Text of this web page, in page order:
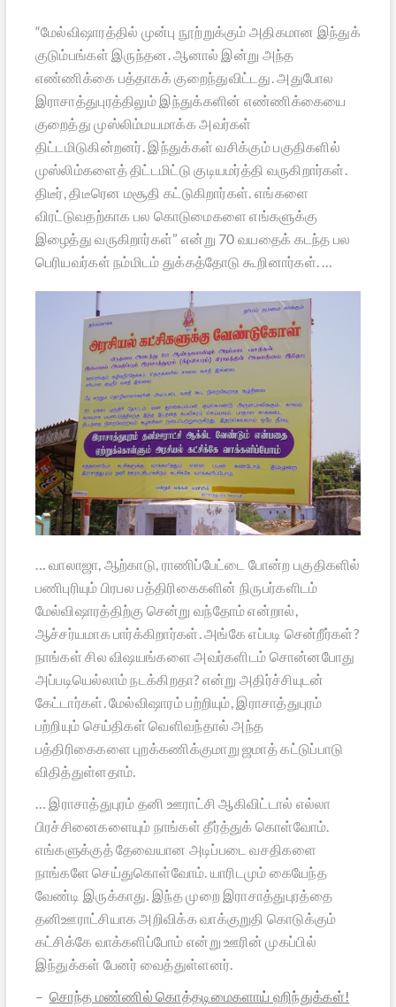
“மேல்விஷாரத்தில் முன்பு நூற்றுக்கும் அதிகமான இந்துக்
குடும்பங்கள் இருந்தன. ஆனால் இன்று அந்த
எண்ணிக்கை பத்தாகக் குறைந்துவிட்டது. அதுபோல
இராசாத்துபுரத்திலும் இந்துக்களின் எண்ணிக்கையை
குறைத்து முஸ்லிம்மயமாக்க அவர்கள்
திட்டமிடுகின்றனர். இந்துக்கள் வசிக்கும் பகுதிகளில்
முஸ்லிம்களைத் திட்டமிட்டு குடியமர்த்தி வருகிறார்கள்.
திடீர், திடீரென மசூதி கட்டுகிறார்கள். எங்களை
விரட்டுவதற்காக பல கொடுமைகளை எங்களுக்கு
இழைத்து வருகிறார்கள்” என்று 70 வயதைக் கடந்த பல
பெரியவர்கள் நம்மிடம் துக்கத்தோடு கூறினார்கள். …
… வாலாஜா, ஆற்காடு, ராணிப்பேட்டை போன்ற பகுதிகளில்
பணிபுரியும் பிரபல பத்திரிகைகளின் நிருபர்களிடம்
மேல்விஷாரத்திற்கு சென்று வந்தோம் என்றால்,
ஆச்சர்யமாக பார்க்கிறார்கள். அங்கே எப்படி சென்றீர்கள்?
நாங்கள் சில விஷயங்களை அவர்களிடம் சொன்னபோது
அப்படியெல்லாம் நடக்கிறதா? என்று அதிர்ச்சியுடன்
கேட்டார்கள். மேல்விஷாரம் பற்றியும், இராசாத்துபுரம்
பற்றியும் செய்திகள் வெளிவந்தால் அந்த
பத்திரிகைகளை புறக்கணிக்குமாறு ஜமாத் கட்டுப்பாடு
விதித்துள்ளதாம்.
… இராசாத்துபுரம் தனி ஊராட்சி ஆகிவிட்டால் எல்லா
பிரச்சினைகளையும் நாங்கள் தீர்த்துக் கொள்வோம்.
எங்களுக்குத் தேவையான அடிப்படை வசதிகளை
நாங்களே செய்துகொள்வோம். யாரிடமும் கையேந்த
வேண்டி இருக்காது. இந்த முறை இராசாத்துபுரத்தை
தனிஊராட்சியாக அறிவிக்க வாக்குறுதி கொடுக்கும்
கட்சிக்கே வாக்களிப்போம் என்று ஊரின் முகப்பில்
இந்துக்கள் பேனர் வைத்துள்ளனர்.
– சொந்த மண்ணில் கொத்தடிமைகளாய் ஹிந்துக்கள்!